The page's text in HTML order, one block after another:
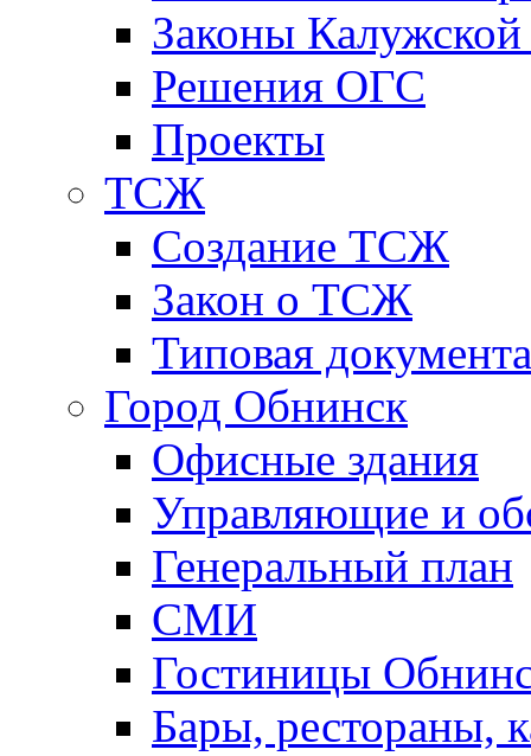
Законы Калужской
Решения ОГС
Проекты
ТСЖ
Создание ТСЖ
Закон о ТСЖ
Типовая
Город Обнинск
Офисные здания
Управляющие и
Генеральный план
СМИ
Гостиницы
Бары, рестораны,